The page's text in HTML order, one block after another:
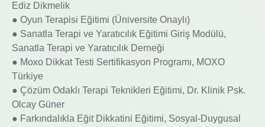
Ediz Dikmelik
● Oyun Terapisi Eğitimi (Üniversite Onaylı)
● Sanatla Terapi ve Yaratıcılık Eğitimi Giriş Modülü,
Sanatla Terapi ve Yaratıcılık Derneği
● Moxo Dikkat Testi Sertifikasyon Programı, MOXO
Türkiye
● Çözüm Odaklı Terapi Teknikleri Eğitimi, Dr. Klinik Psk.
Olcay Güner
● Farkındalıkla Eğit Dikkatini Eğitimi, Sosyal-Duygusal